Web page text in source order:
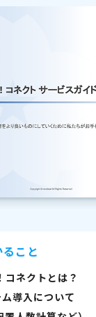
こと
ネクトとは？
導入について